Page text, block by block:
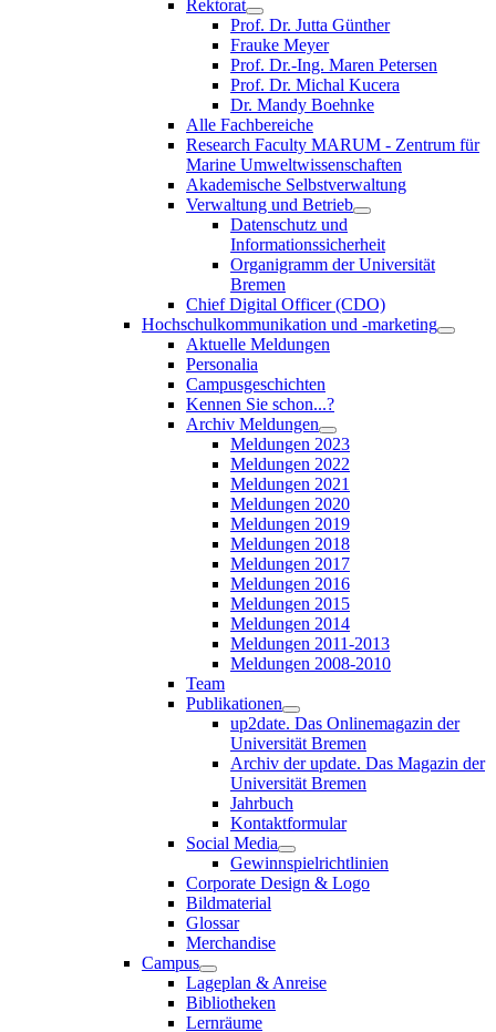
Rektorat
Prof. Dr. Jutta Günther
Frauke Meyer
Prof. Dr.-Ing. Maren Petersen
Prof. Dr. Michal Kucera
Dr. Mandy Boehnke
Alle Fachbereiche
Research Faculty MARUM - Zentrum für
Marine Umweltwissenschaften
Akademische Selbstverwaltung
Verwaltung und Betrieb
Datenschutz und
Informationssicherheit
Organigramm der Universität
Bremen
Chief Digital Officer (CDO)
Hochschulkommunikation und -marketing
Aktuelle Meldungen
Personalia
Campusgeschichten
Kennen Sie schon...?
Archiv Meldungen
Meldungen 2023
Meldungen 2022
Meldungen 2021
Meldungen 2020
Meldungen 2019
Meldungen 2018
Meldungen 2017
Meldungen 2016
Meldungen 2015
Meldungen 2014
Meldungen 2011-2013
Meldungen 2008-2010
Team
Publikationen
up2date. Das Onlinemagazin der
Universität Bremen
Archiv der update. Das Magazin der
Universität Bremen
Jahrbuch
Kontaktformular
Social Media
Gewinnspielrichtlinien
Corporate Design & Logo
Bildmaterial
Glossar
Merchandise
Campus
Lageplan & Anreise
Bibliotheken
Lernräume